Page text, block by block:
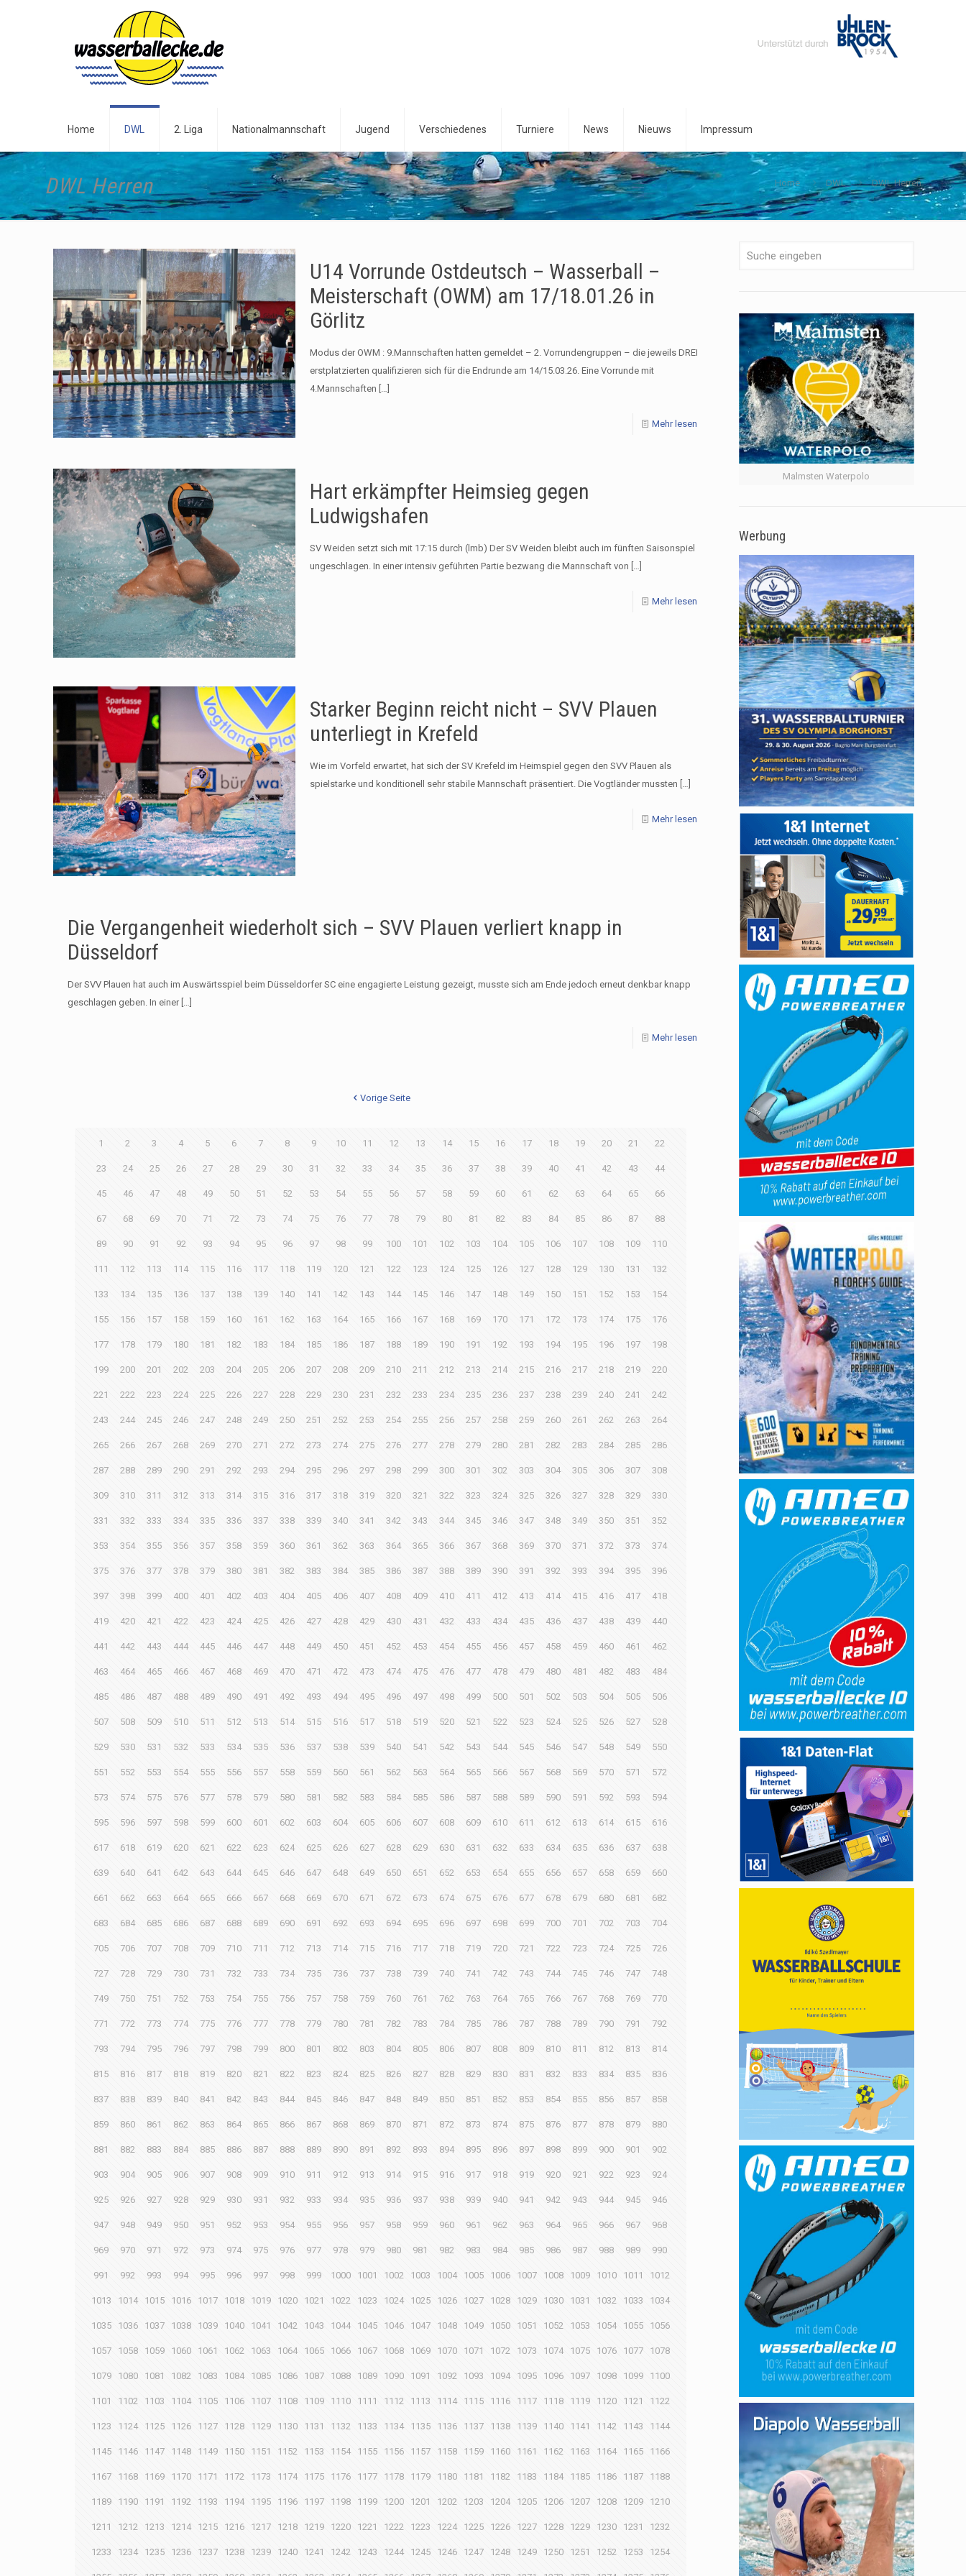
Home DWL 2. Liga Nationalmannschaft Jugend Verschiedenes Turniere News Nieuws Impressum
DWL Herren Home DWL DWL Herren
U14 Vorrunde Ostdeutsch – Wasserball –
Meisterschaft (OWM) am 17/18.01.26 in
Görlitz
Modus der OWM : 9.Mannschaften hatten gemeldet – 2. Vorrundengruppen – die jeweils DREI
erstplatzierten qualifizieren sich für die Endrunde am 14/15.03.26. Eine Vorrunde mit
4.Mannschaften […]
Mehr lesen
Hart erkämpfter Heimsieg gegen
Ludwigshafen
SV Weiden setzt sich mit 17:15 durch (lmb) Der SV Weiden bleibt auch im fünften Saisonspiel
ungeschlagen. In einer intensiv geführten Partie bezwang die Mannschaft von […]
Mehr lesen
Starker Beginn reicht nicht – SVV Plauen
unterliegt in Krefeld
Wie im Vorfeld erwartet, hat sich der SV Krefeld im Heimspiel gegen den SVV Plauen als
spielstarke und konditionell sehr stabile Mannschaft präsentiert. Die Vogtländer mussten […]
Mehr lesen
Die Vergangenheit wiederholt sich – SVV Plauen verliert knapp in
Düsseldorf
Der SVV Plauen hat auch im Auswärtsspiel beim Düsseldorfer SC eine engagierte Leistung gezeigt, musste sich am Ende jedoch erneut denkbar knapp
geschlagen geben. In einer[…]
Mehr lesen
Vorige Seite
1 2 3 4 5 6 7 8 9 10 11 12 13 14 15 16 17 18 19 20 21 22
23 24 25 26 27 28 29 30 31 32 33 34 35 36 37 38 39 40 41 42 43 44
45 46 47 48 49 50 51 52 53 54 55 56 57 58 59 60 61 62 63 64 65 66
67 68 69 70 71 72 73 74 75 76 77 78 79 80 81 82 83 84 85 86 87 88
89 90 91 92 93 94 95 96 97 98 99 100 101 102 103 104 105 106 107 108 109 110
111 112 113 114 115 116 117 118 119 120 121 122 123 124 125 126 127 128 129 130 131 132
133 134 135 136 137 138 139 140 141 142 143 144 145 146 147 148 149 150 151 152 153 154
155 156 157 158 159 160 161 162 163 164 165 166 167 168 169 170 171 172 173 174 175 176
177 178 179 180 181 182 183 184 185 186 187 188 189 190 191 192 193 194 195 196 197 198
199 200 201 202 203 204 205 206 207 208 209 210 211 212 213 214 215 216 217 218 219 220
221 222 223 224 225 226 227 228 229 230 231 232 233 234 235 236 237 238 239 240 241 242
243 244 245 246 247 248 249 250 251 252 253 254 255 256 257 258 259 260 261 262 263 264
265 266 267 268 269 270 271 272 273 274 275 276 277 278 279 280 281 282 283 284 285 286
287 288 289 290 291 292 293 294 295 296 297 298 299 300 301 302 303 304 305 306 307 308
309 310 311 312 313 314 315 316 317 318 319 320 321 322 323 324 325 326 327 328 329 330
331 332 333 334 335 336 337 338 339 340 341 342 343 344 345 346 347 348 349 350 351 352
353 354 355 356 357 358 359 360 361 362 363 364 365 366 367 368 369 370 371 372 373 374
375 376 377 378 379 380 381 382 383 384 385 386 387 388 389 390 391 392 393 394 395 396
397 398 399 400 401 402 403 404 405 406 407 408 409 410 411 412 413 414 415 416 417 418
419 420 421 422 423 424 425 426 427 428 429 430 431 432 433 434 435 436 437 438 439 440
441 442 443 444 445 446 447 448 449 450 451 452 453 454 455 456 457 458 459 460 461 462
463 464 465 466 467 468 469 470 471 472 473 474 475 476 477 478 479 480 481 482 483 484
485 486 487 488 489 490 491 492 493 494 495 496 497 498 499 500 501 502 503 504 505 506
507 508 509 510 511 512 513 514 515 516 517 518 519 520 521 522 523 524 525 526 527 528
529 530 531 532 533 534 535 536 537 538 539 540 541 542 543 544 545 546 547 548 549 550
551 552 553 554 555 556 557 558 559 560 561 562 563 564 565 566 567 568 569 570 571 572
573 574 575 576 577 578 579 580 581 582 583 584 585 586 587 588 589 590 591 592 593 594
595 596 597 598 599 600 601 602 603 604 605 606 607 608 609 610 611 612 613 614 615 616
617 618 619 620 621 622 623 624 625 626 627 628 629 630 631 632 633 634 635 636 637 638
639 640 641 642 643 644 645 646 647 648 649 650 651 652 653 654 655 656 657 658 659 660
661 662 663 664 665 666 667 668 669 670 671 672 673 674 675 676 677 678 679 680 681 682
683 684 685 686 687 688 689 690 691 692 693 694 695 696 697 698 699 700 701 702 703 704
705 706 707 708 709 710 711 712 713 714 715 716 717 718 719 720 721 722 723 724 725 726
727 728 729 730 731 732 733 734 735 736 737 738 739 740 741 742 743 744 745 746 747 748
749 750 751 752 753 754 755 756 757 758 759 760 761 762 763 764 765 766 767 768 769 770
771 772 773 774 775 776 777 778 779 780 781 782 783 784 785 786 787 788 789 790 791 792
793 794 795 796 797 798 799 800 801 802 803 804 805 806 807 808 809 810 811 812 813 814
815 816 817 818 819 820 821 822 823 824 825 826 827 828 829 830 831 832 833 834 835 836
837 838 839 840 841 842 843 844 845 846 847 848 849 850 851 852 853 854 855 856 857 858
859 860 861 862 863 864 865 866 867 868 869 870 871 872 873 874 875 876 877 878 879 880
881 882 883 884 885 886 887 888 889 890 891 892 893 894 895 896 897 898 899 900 901 902
903 904 905 906 907 908 909 910 911 912 913 914 915 916 917 918 919 920 921 922 923 924
925 926 927 928 929 930 931 932 933 934 935 936 937 938 939 940 941 942 943 944 945 946
947 948 949 950 951 952 953 954 955 956 957 958 959 960 961 962 963 964 965 966 967 968
969 970 971 972 973 974 975 976 977 978 979 980 981 982 983 984 985 986 987 988 989 990
991 992 993 994 995 996 997 998 999 1000 1001 1002 1003 1004 1005 1006 1007 1008 1009 1010 1011 1012
1013 1014 1015 1016 1017 1018 1019 1020 1021 1022 1023 1024 1025 1026 1027 1028 1029 1030 1031 1032 1033 1034
1035 1036 1037 1038 1039 1040 1041 1042 1043 1044 1045 1046 1047 1048 1049 1050 1051 1052 1053 1054 1055 1056
1057 1058 1059 1060 1061 1062 1063 1064 1065 1066 1067 1068 1069 1070 1071 1072 1073 1074 1075 1076 1077 1078
1079 1080 1081 1082 1083 1084 1085 1086 1087 1088 1089 1090 1091 1092 1093 1094 1095 1096 1097 1098 1099 1100
1101 1102 1103 1104 1105 1106 1107 1108 1109 1110 1111 1112 1113 1114 1115 1116 1117 1118 1119 1120 1121 1122
1123 1124 1125 1126 1127 1128 1129 1130 1131 1132 1133 1134 1135 1136 1137 1138 1139 1140 1141 1142 1143 1144
1145 1146 1147 1148 1149 1150 1151 1152 1153 1154 1155 1156 1157 1158 1159 1160 1161 1162 1163 1164 1165 1166
1167 1168 1169 1170 1171 1172 1173 1174 1175 1176 1177 1178 1179 1180 1181 1182 1183 1184 1185 1186 1187 1188
1189 1190 1191 1192 1193 1194 1195 1196 1197 1198 1199 1200 1201 1202 1203 1204 1205 1206 1207 1208 1209 1210
1211 1212 1213 1214 1215 1216 1217 1218 1219 1220 1221 1222 1223 1224 1225 1226 1227 1228 1229 1230 1231 1232
1233 1234 1235 1236 1237 1238 1239 1240 1241 1242 1243 1244 1245 1246 1247 1248 1249 1250 1251 1252 1253 1254
Malmsten Waterpolo
Werbung